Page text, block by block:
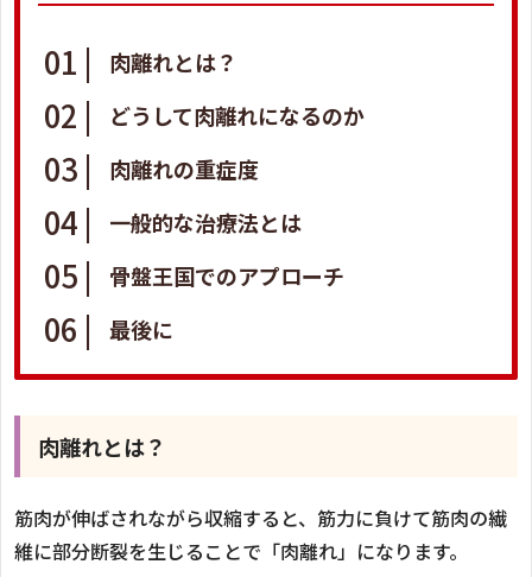
肉離れとは？
どうして肉離れになるのか
肉離れの重症度
一般的な治療法とは
骨盤王国でのアプローチ
最後に
肉離れとは？
筋肉が伸ばされながら収縮すると、筋力に負けて筋肉の繊
維に部分断裂を生じることで「肉離れ」になります。